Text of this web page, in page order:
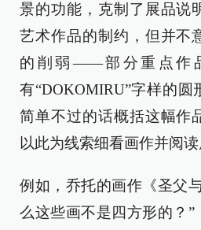
景的功能，克制了展品说
艺术作品的制约，但并不
的削弱——部分重点作
有“DOKOMIRU”字样的
简单不过的话概括这幅作
以此为线索细看画作并阅读
例如，乔托的画作《圣父
么这些画不是四方形的？”